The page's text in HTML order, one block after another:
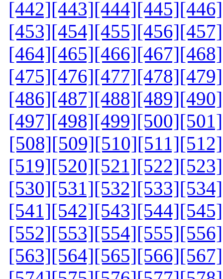
[442][443][444][445][446]
[453][454][455][456][457]
[464][465][466][467][468]
[475][476][477][478][479]
[486][487][488][489][490]
[497][498][499][500][501]
[508][509][510][511][512]
[519][520][521][522][523]
[530][531][532][533][534]
[541][542][543][544][545]
[552][553][554][555][556]
[563][564][565][566][567]